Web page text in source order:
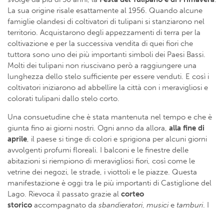
La sua origine risale esattamente al 1956. Quando alcune
famiglie olandesi di coltivatori di tulipani si stanziarono nel
territorio. Acquistarono degli appezzamenti di terra per la
coltivazione e per la successiva vendita di quei fiori che
tuttora sono uno dei più importanti simboli dei Paesi Bassi.
Molti dei tulipani non riuscivano però a raggiungere una
lunghezza dello stelo sufficiente per essere venduti. E così i
coltivatori iniziarono ad abbellire la città con i meravigliosi e
colorati tulipani dallo stelo corto.
Una consuetudine che è stata mantenuta nel tempo e che è
giunta fino ai giorni nostri. Ogni anno da allora, alla fine di
aprile, il paese si tinge di colori e sprigiona per alcuni giorni
avvolgenti profumi floreali. I balconi e le finestre delle
abitazioni si riempiono di meravigliosi fiori, così come le
vetrine dei negozi, le strade, i viottoli e le piazze. Questa
manifestazione è oggi tra le più importanti di Castiglione del
Lago. Rievoca il passato grazie al corteo
storico accompagnato da sbandieratori, musicie tamburi. I